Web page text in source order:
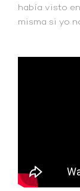
había visto
misma si yo